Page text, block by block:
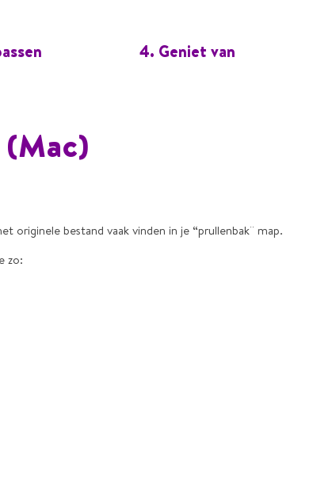
4. Geniet van
originele bestand vaak vinden in je “prullenbak¨ map.
zo: